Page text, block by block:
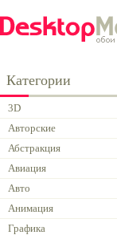
Категории
3D
Авторские
Абстракция
Авиация
Авто
Анимация
Графика